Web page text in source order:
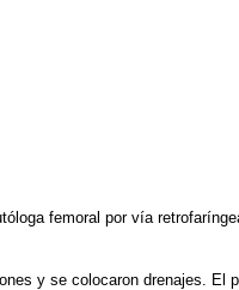
femoral por vía
y se colocaron drenajes. El